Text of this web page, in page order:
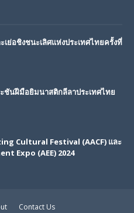
เย่อชิงชนะเลิศแห่งประเทศไทยครั้งที่
ชันฝีมือยิมนาสติกลีลาประเทศไทย
Cultural Festival (AACF) และ
Expo (AEE) 2024
Contact Us